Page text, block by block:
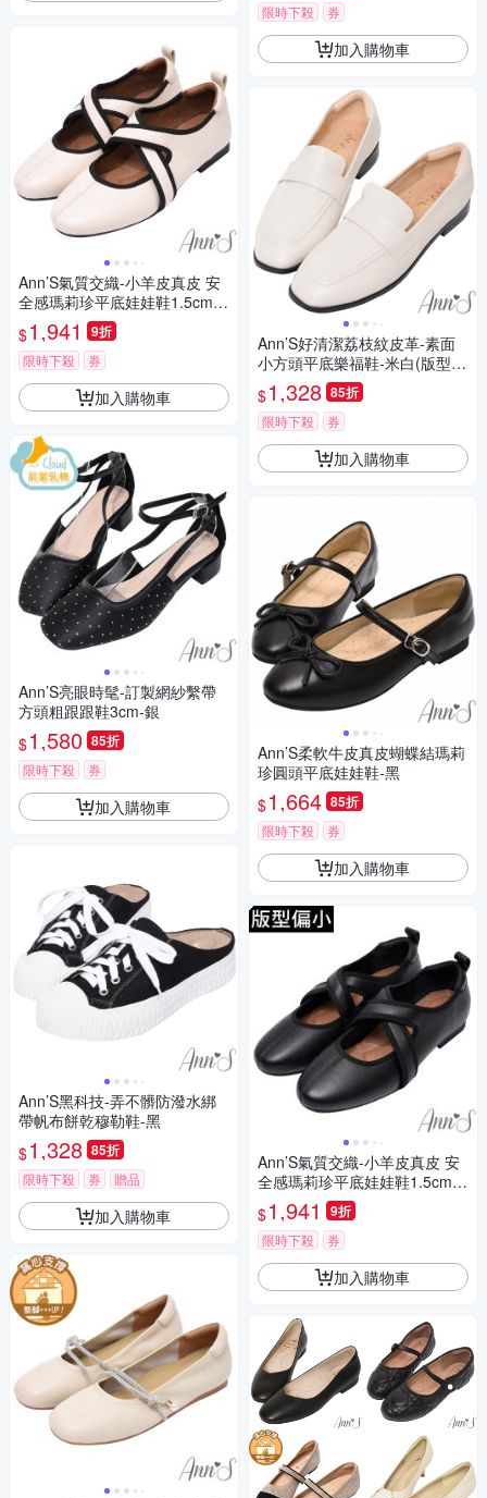
Ann’S氣質交織-小羊皮真皮 安
全感瑪莉珍平底娃娃鞋1.5cm-
白
$1,941 9折
限時下殺 券
加入購物車
Ann’S亮眼時髦-訂製網紗繫帶
方頭粗跟跟鞋3cm-銀
$1,580 85折
限時下殺 券
加入購物車
Ann’S黑科技-弄不髒防潑水綁
帶帆布餅乾穆勒鞋-黑
$1,328 85折
限時下殺 券 贈品
加入購物車
限時下殺 券
加入購物車
Ann’S好清潔荔枝紋皮革-素面
小方頭平底樂福鞋-米白(版型偏
小)
$1,328 85折
限時下殺 券
加入購物車
Ann’S柔軟牛皮真皮蝴蝶結瑪莉
珍圓頭平底娃娃鞋-黑
$1,664 85折
限時下殺 券
加入購物車
Ann’S氣質交織-小羊皮真皮 安
全感瑪莉珍平底娃娃鞋1.5cm-
黑
$1,941 9折
限時下殺 券
加入購物車